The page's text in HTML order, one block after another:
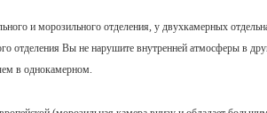
и морозильного отделения, у двухкамерных
отделения Вы не нарушите внутренней атмосферы в
в однокамерном.